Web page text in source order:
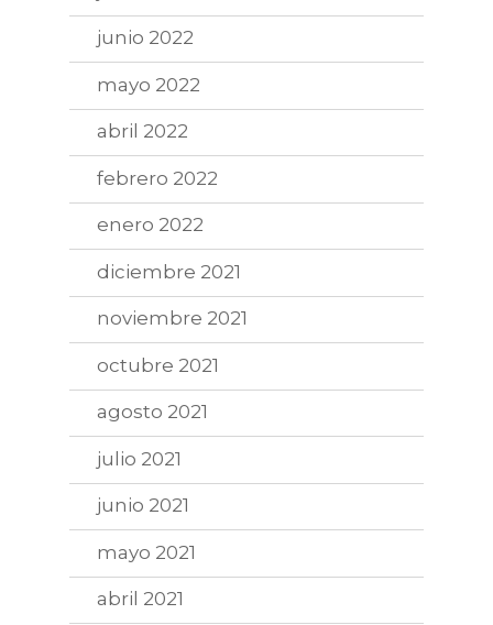
junio 2022
mayo 2022
abril 2022
febrero 2022
enero 2022
diciembre 2021
noviembre 2021
octubre 2021
agosto 2021
julio 2021
junio 2021
mayo 2021
abril 2021